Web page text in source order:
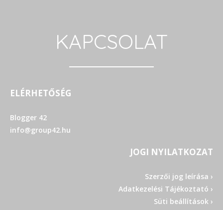
KAPCSOLAT
ELÉRHETŐSÉG
Blogger 42
info@group42.hu
JOGI NYILATKOZAT
Szerzői jog leírása ›
Adatkezelési Tájékoztató ›
Süti beállítások ›